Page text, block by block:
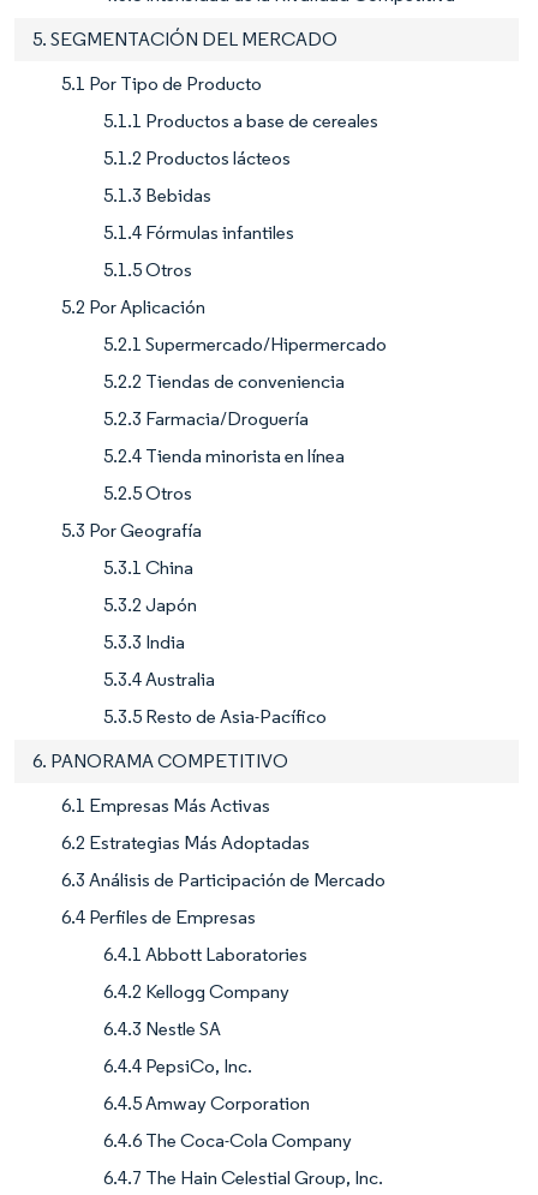
5. SEGMENTACIÓN DEL MERCADO
5.1 Por Tipo de Producto
5.1.1 Productos a base de cereales
5.1.2 Productos lácteos
5.1.3 Bebidas
5.1.4 Fórmulas infantiles
5.1.5 Otros
5.2 Por Aplicación
5.2.1 Supermercado/Hipermercado
5.2.2 Tiendas de conveniencia
5.2.3 Farmacia/Droguería
5.2.4 Tienda minorista en línea
5.2.5 Otros
5.3 Por Geografía
5.3.1 China
5.3.2 Japón
5.3.3 India
5.3.4 Australia
5.3.5 Resto de Asia-Pacífico
6. PANORAMA COMPETITIVO
6.1 Empresas Más Activas
6.2 Estrategias Más Adoptadas
6.3 Análisis de Participación de Mercado
6.4 Perfiles de Empresas
6.4.1 Abbott Laboratories
6.4.2 Kellogg Company
6.4.3 Nestle SA
6.4.4 PepsiCo, Inc.
6.4.5 Amway Corporation
6.4.6 The Coca-Cola Company
6.4.7 The Hain Celestial Group, Inc.